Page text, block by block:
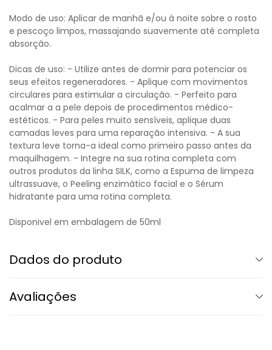
Modo de uso: Aplicar de manhã e/ou à noite sobre o rosto
e pescoço limpos, massajando suavemente até completa
absorção.
Dicas de uso: - Utilize antes de dormir para potenciar os
seus efeitos regeneradores. - Aplique com movimentos
circulares para estimular a circulação. - Perfeito para
acalmar a a pele depois de procedimentos médico-
estéticos. - Para peles muito sensíveis, aplique duas
camadas leves para uma reparação intensiva. - A sua
textura leve torna-a ideal como primeiro passo antes da
maquilhagem. - Integre na sua rotina completa com
outros produtos da linha SILK, como a Espuma de limpeza
ultrassuave, o Peeling enzimático facial e o Sérum
hidratante para uma rotina completa.
Disponivel em embalagem de 50ml
Dados do produto
Avaliações